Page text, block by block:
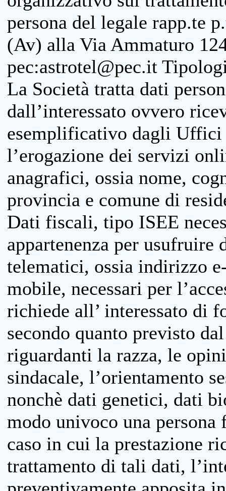
persona del legale rapp.te
(Av) alla Via Ammaturo
pec:astrotel@pec.it
La Società tratta dati
dall’interessato ovvero
esemplificativo dagli
l’erogazione dei servizi
anagrafici, ossia nome,
provincia e comune di
Dati fiscali, tipo ISEE
appartenenza per
telematici, ossia indirizzo
mobile, necessari per
richiede all’ interessato di
secondo quanto previsto
riguardanti la razza, le
sindacale, l’orientamento
nonchè dati genetici, dati
modo univoco una
caso in cui la prestazione
trattamento di tali dati,